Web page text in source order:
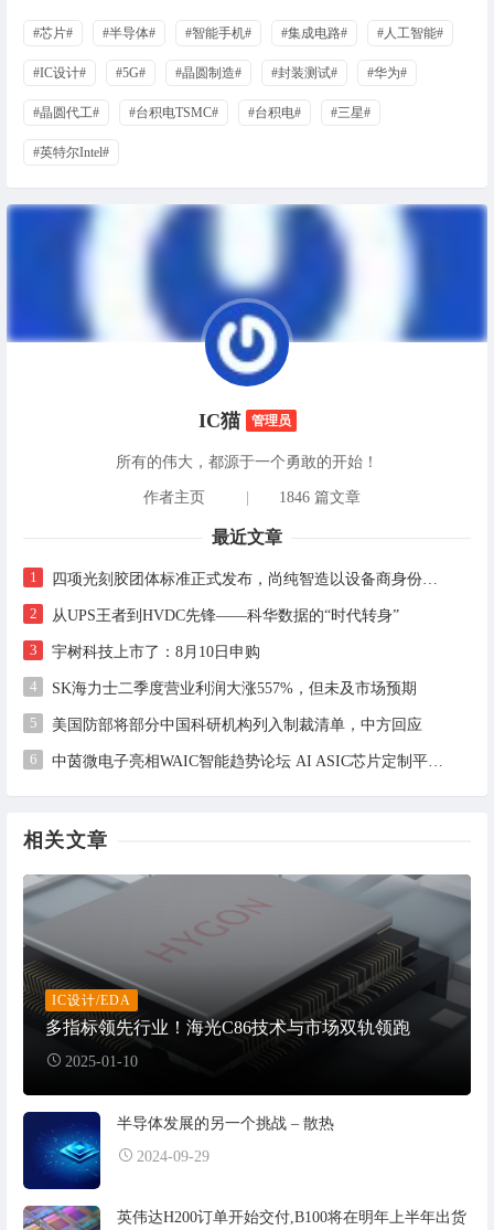
#芯片# #半导体# #智能手机# #集成电路# #人工智能#
#IC设计# #5G# #晶圆制造# #封装测试# #华为#
#晶圆代工# #台积电TSMC# #台积电# #三星#
#英特尔Intel#
IC猫 管理员
所有的伟大，都源于一个勇敢的开始！
作者主页 1846 篇文章
最近文章
1 四项光刻胶团体标准正式发布，尚纯智造以设备商身份跻身标准起草席
2 从UPS王者到HVDC先锋——科华数据的“时代转身”
3 宇树科技上市了：8月10日申购
4 SK海力士二季度营业利润大涨557%，但未及市场预期
5 美国防部将部分中国科研机构列入制裁清单，中方回应
6 中茵微电子亮相WAIC智能趋势论坛 AI ASIC芯片定制平台赋能工业AI落地
相关文章
IC设计/EDA
多指标领先行业！海光C86技术与市场双轨领跑
2025-01-10
半导体发展的另一个挑战 – 散热
2024-09-29
英伟达H200订单开始交付,B100将在明年上半年出货